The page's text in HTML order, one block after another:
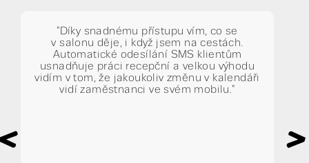
"Díky snadnému přístupu vím, co se
v salonu děje, i když jsem na cestách.
Automatické odesílání SMS klientům
usnadňuje práci recepční a velkou výhodu
vidím v tom, že jakoukoliv změnu v kalendáři
vidí zaměstnanci ve svém mobilu."
>